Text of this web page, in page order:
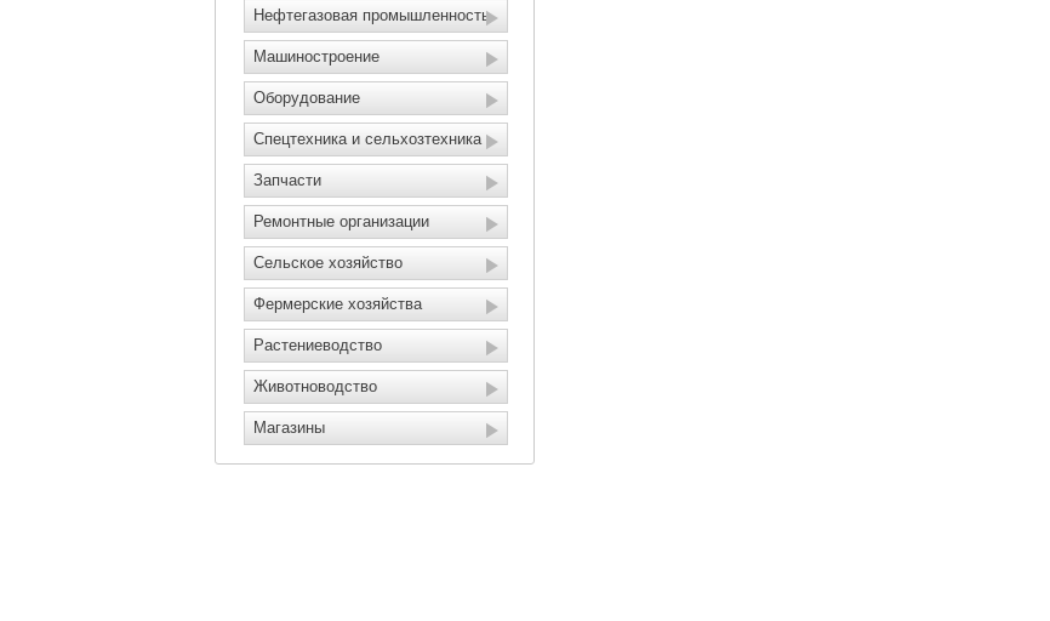
Нефтегазовая промышленность
Машиностроение
Оборудование
Спецтехника и сельхозтехника
Запчасти
Ремонтные организации
Сельское хозяйство
Фермерские хозяйства
Растениеводство
Животноводство
Магазины